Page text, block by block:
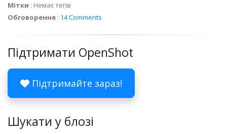
Мітки : Немає тегів
Обговорення : 14 Comments
Підтримати OpenShot
Підтримайте зараз!
Шукати у блозі